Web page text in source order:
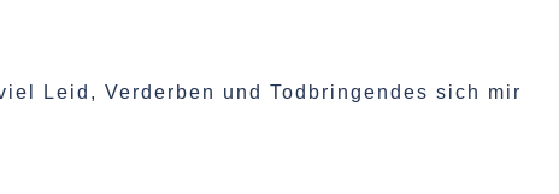
Leid, Verderben und Todbringendes sich mir